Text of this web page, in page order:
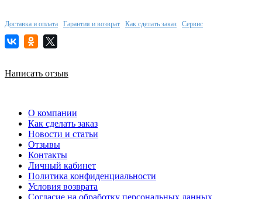
Доставка и оплата Гарантия и возврат Как сделать заказ Сервис
Написать отзыв
О компании
Как сделать заказ
Новости и статьи
Отзывы
Контакты
Личный кабинет
Политика конфиденциальности
Условия возврата